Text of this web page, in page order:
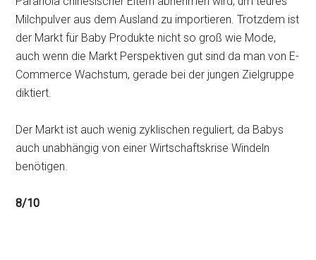
Milchpulver aus dem Ausland zu importieren. Trotzdem ist
der Markt für Baby Produkte nicht so groß wie Mode,
auch wenn die Markt Perspektiven gut sind da man von E-
Commerce Wachstum, gerade bei der jungen Zielgruppe
diktiert.
Der Markt ist auch wenig zyklischen reguliert, da Babys
auch unabhängig von einer Wirtschaftskrise Windeln
benötigen.
8/10